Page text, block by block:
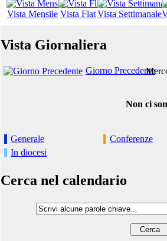
Vista Mensile Vista FlatVista Settimanale
Vista Giornaliera
Giorno Precedente
Non ci
Generale
Conferenze
In diocesi
Cerca nel calendario